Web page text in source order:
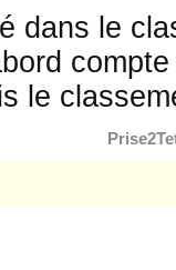
dans le
le